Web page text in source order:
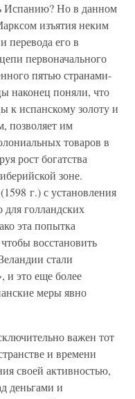
Испанию? Но в данном
изъятия неким
перевода его в
первоначального
пятью странами-
наконец поняли, что
к испанскому золоту и
позволяет им
товаров в
рост богатства
зоне.
г.) с установления
голландских
эта попытка
восстановить
стали
и это еще более
меры явно
важен тот
и времени
своей активностью,
деньгами и